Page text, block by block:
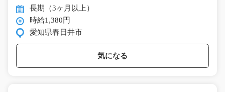
長期（3ヶ月以上）
時給1,380円
愛知県春日井市
気になる